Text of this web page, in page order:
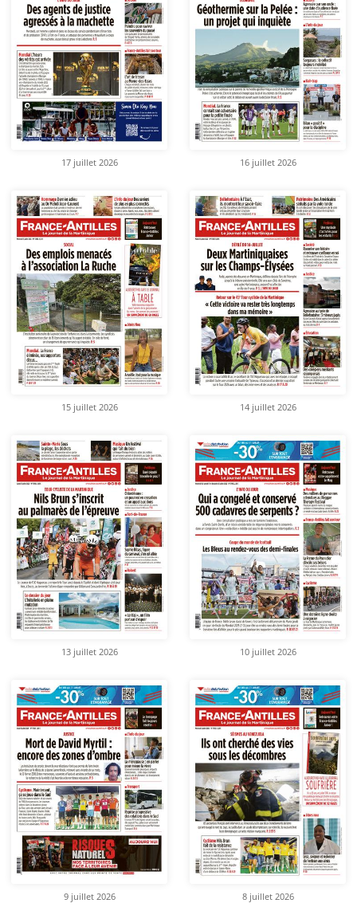
17 juillet 2026 16 juillet 2026
15 juillet 2026 14 juillet 2026
13 juillet 2026 10 juillet 2026
9 juillet 2026 8 juillet 2026